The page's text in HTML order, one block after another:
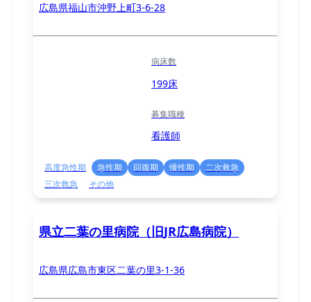
広島県福山市沖野上町3-6-28
病床数
199床
募集職種
看護師
高度急性期 急性期 回復期 慢性期
二次救急
三次救急
その他
県立二葉の里病院（旧JR広島病院）
広島県広島市東区二葉の里3-1-36